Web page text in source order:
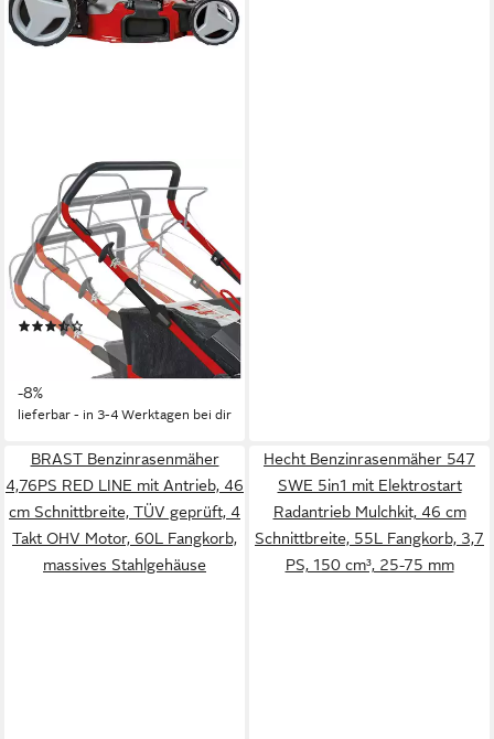
EINHELL
Benzinrasenmäher GC-PM
51/3 S HW
51 cm Schnittbreite
3 - 8 cm Schnitthöhe
70 l
Größe Auffangbehälter
328,89 € UVP358,95 €
mtl. in 24 Raten
-8%
lieferbar - in 3-4 Werktagen bei dir
BRAST Benzinrasenmäher
4,76PS RED LINE mit Antrieb, 46
cm Schnittbreite, TÜV geprüft, 4
Takt OHV Motor, 60L Fangkorb,
massives Stahlgehäuse
Hecht Benzinrasenmäher 547
SWE 5in1 mit Elektrostart
Radantrieb Mulchkit, 46 cm
Schnittbreite, 55L Fangkorb, 3,7
PS, 150 cm³, 25-75 mm